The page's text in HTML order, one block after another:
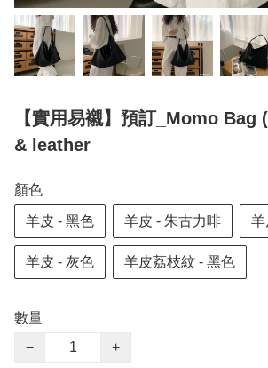
【實用易襯】預訂_Momo
& leather
顏色
羊皮 - 黑色 羊皮 - 朱古力啡 羊
羊皮 - 灰色 羊皮荔枝紋 - 黑色
數量
−
+